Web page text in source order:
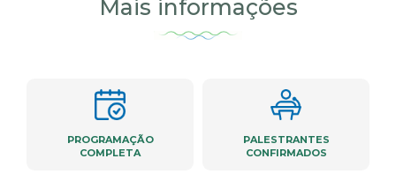
Mais informações
PROGRAMAÇÃO
COMPLETA
PALESTRANTES
CONFIRMADOS